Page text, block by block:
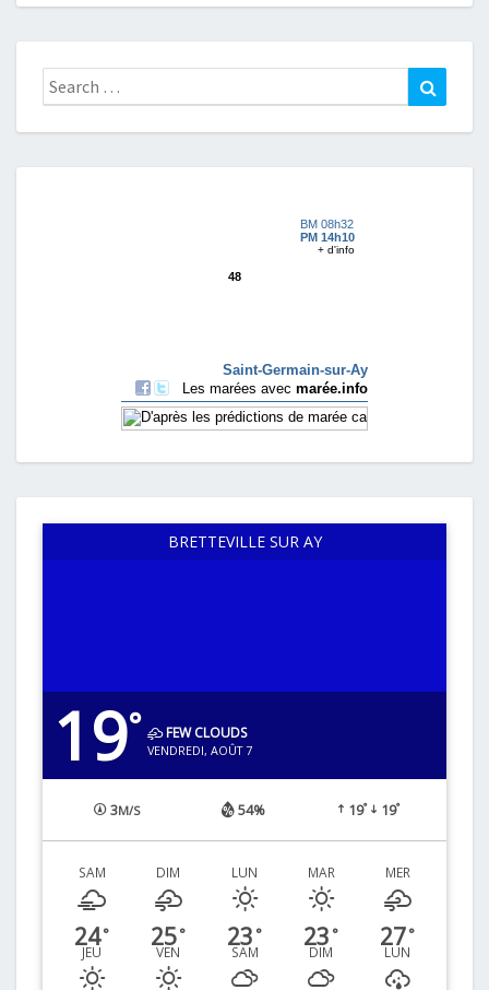
Search
for:
BRETTEVILLE SUR AY
19° FEW CLOUDS
VENDREDI, AOÛT 7
3M/S 54% 19° 19°
SAM
24°
DIM
25°
LUN
23 °
MAR
23 °
MER
27°
JEU VEN SAM DIM LUN